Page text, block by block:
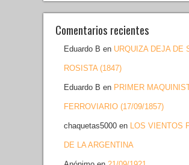
Comentarios recientes
Eduardo B en URQUIZA DEJA DE
ROSISTA (1847)
Eduardo B en PRIMER
FERROVIARIO (17/09/1857)
chaquetas5000 en LOS VIENTOS
DE LA ARGENTINA